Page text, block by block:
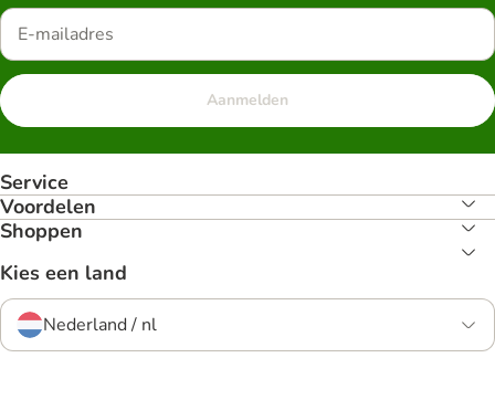
Aanmelden
Service
Voordelen
Shoppen
Kies een land
Nederland / nl